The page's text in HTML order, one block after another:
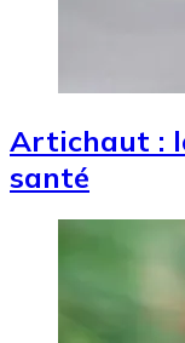
Artichaut :
santé